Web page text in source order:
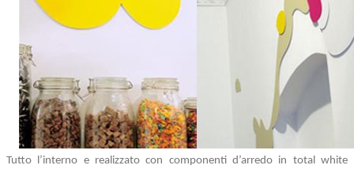
Tutto l’interno e realizzato con componenti d’arredo in total white